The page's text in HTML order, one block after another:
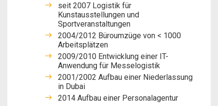
seit 2007 Logistik für
Kunstausstellungen und
Sportveranstaltungen
2004/2012 Büroumzüge von < 1000
Arbeitsplätzen
2009/2010 Entwicklung einer IT-
Anwendung für Messelogistik
2001/2002 Aufbau einer Niederlassung
in Dubai
2014 Aufbau einer Personalagentur